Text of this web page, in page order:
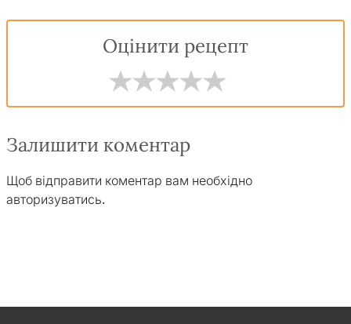
Оцінити рецепт
Залишити коментар
Щоб відправити коментар вам необхідно
авторизуватись.